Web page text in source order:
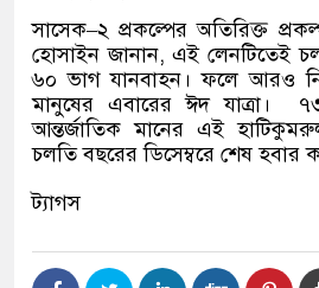
সাসেক–২ প্রকল্পের অতিরিক্ত
হোসাইন জানান,এই লেনটিতেই
৬০ ভাগ যানবাহন। ফলে আরও
মানুষের এবারের ঈদ যাত্রা।
আন্তর্জাতিক মানের এই
চলতি বছরের ডিসেম্বরে শেষ হবার
ট্যাগস